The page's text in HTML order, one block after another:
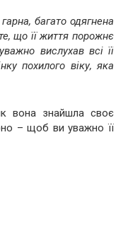
багато одягнена
що її життя порожнє
вислухав всі її
похилого віку, яка
вона знайшла своє
– щоб ви уважно її